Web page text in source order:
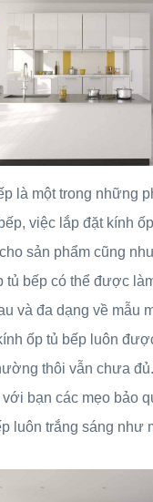
là một trong những
việc lắp đặt kính
sản phẩm cũng
tủ bếp có thể được
và đa dạng về mẫu
ốp tủ bếp luôn
thôi vẫn chưa
bạn các mẹo bảo
luôn trắng sáng như